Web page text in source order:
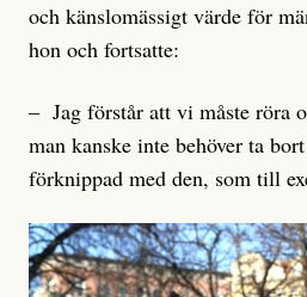
och känslomässigt värde för
hon och fortsatte:
– Jag förstår att vi måste röra
man kanske inte behöver ta
förknippad med den, som till